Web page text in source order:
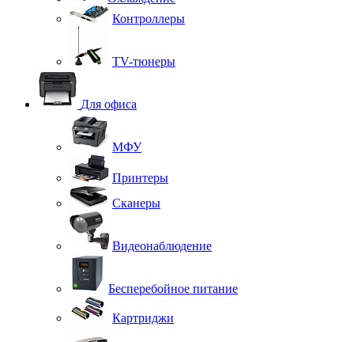
Контроллеры
TV-тюнеры
Для офиса
МФУ
Принтеры
Сканеры
Видеонаблюдение
Бесперебойное питание
Картриджи